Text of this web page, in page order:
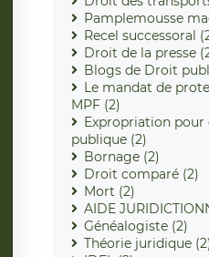
Pamplemousse
Recel successoral
Droit de la presse
Blogs de Droit
Le mandat de
MPF (2)
Expropriation
publique (2)
Bornage (2)
Droit comparé (2)
Mort (2)
AIDE
Généalogiste (2)
Théorie juridique